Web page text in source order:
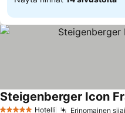
Hotelli Erinomainen
Steigenberger Icon